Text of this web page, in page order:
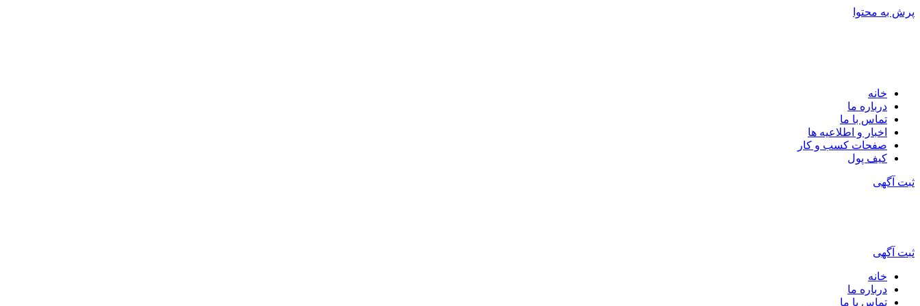
پرش به محتوا
خانه
درباره ما
تماس با ما
اخبار و اطلاعیه ها
صفحات کسب و کار
کیف پول
ثبت آگهی
ثبت آگهی
خانه
درباره ما
تماس با ما